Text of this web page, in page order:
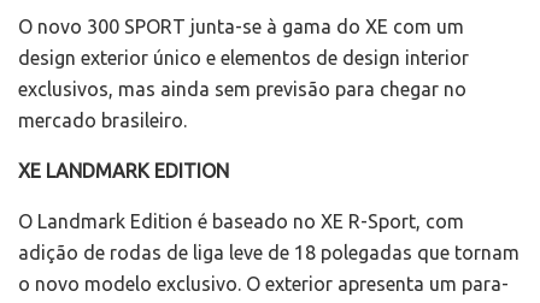
O novo 300 SPORT junta-se à gama do XE com um
design exterior único e elementos de design interior
exclusivos, mas ainda sem previsão para chegar no
mercado brasileiro.
XE LANDMARK EDITION
O Landmark Edition é baseado no XE R-Sport, com
adição de rodas de liga leve de 18 polegadas que tornam
o novo modelo exclusivo. O exterior apresenta um para-